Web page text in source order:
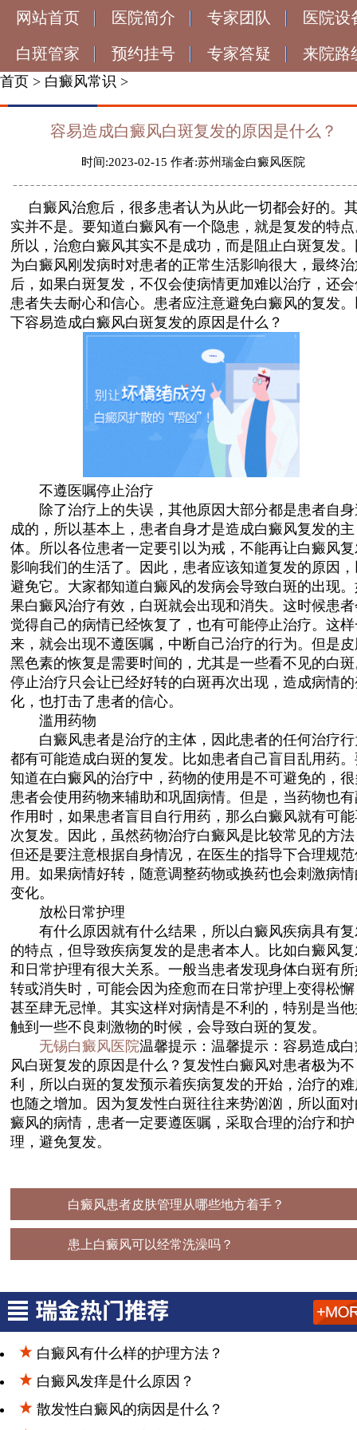
网站首页 医院简介 专家团队 医院设
白斑管家 预约挂号 专家答疑 来院路
首页 > 白癜风常识 >
容易造成白癜风白斑复发的原因是什么？
时间:2023-02-15 作者:苏州瑞金白癜风医院
白癜风治愈后，很多患者认为从此一切都会好的。
实并不是。要知道白癜风有一个隐患，就是复发的特
所以，治愈白癜风其实不是成功，而是阻止白斑复发
为白癜风刚发病时对患者的正常生活影响很大，最终
后，如果白斑复发，不仅会使病情更加难以治疗，还
患者失去耐心和信心。患者应注意避免白癜风的复发
下容易造成白癜风白斑复发的原因是什么？
不遵医嘱停止治疗
除了治疗上的失误，其他原因大部分都是患者自身
成的，所以基本上，患者自身才是造成白癜风复发的主
体。所以各位患者一定要引以为戒，不能再让白癜风
影响我们的生活了。因此，患者应该知道复发的原因
避免它。大家都知道白癜风的发病会导致白斑的出现
果白癜风治疗有效，白斑就会出现和消失。这时候患
觉得自己的病情已经恢复了，也有可能停止治疗。这
来，就会出现不遵医嘱，中断自己治疗的行为。但是
黑色素的恢复是需要时间的，尤其是一些看不见的白
停止治疗只会让已经好转的白斑再次出现，造成病情
化，也打击了患者的信心。
滥用药物
白癜风患者是治疗的主体，因此患者的任何治疗行
都有可能造成白斑的复发。比如患者自己盲目乱用药
知道在白癜风的治疗中，药物的使用是不可避免的，
患者会使用药物来辅助和巩固病情。但是，当药物也
作用时，如果患者盲目自行用药，那么白癜风就有可
次复发。因此，虽然药物治疗白癜风是比较常见的方
但还是要注意根据自身情况，在医生的指导下合理规
用。如果病情好转，随意调整药物或换药也会刺激病
变化。
放松日常护理
有什么原因就有什么结果，所以白癜风疾病具有复
的特点，但导致疾病复发的是患者本人。比如白癜风
和日常护理有很大关系。一般当患者发现身体白斑有
转或消失时，可能会因为痊愈而在日常护理上变得松
甚至肆无忌惮。其实这样对病情是不利的，特别是当
触到一些不良刺激物的时候，会导致白斑的复发。
无锡白癜风医院温馨提示：温馨提示：容易造成
风白斑复发的原因是什么？复发性白癜风对患者极为不
利，所以白斑的复发预示着疾病复发的开始，治疗的
也随之增加。因为复发性白斑往往来势汹汹，所以面
癜风的病情，患者一定要遵医嘱，采取合理的治疗和护
理，避免复发。
白癜风患者皮肤管理从哪些地方着手？
患上白癜风可以经常洗澡吗？
白癜风有什么样的护理方法？
白癜风发痒是什么原因？
散发性白癜风的病因是什么？